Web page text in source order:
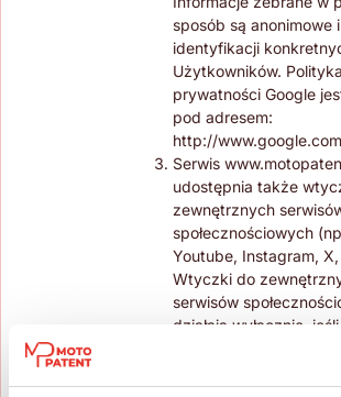
sposób są anonimowe
identyfikacji
Użytkowników. Polityka
prywatności Google
pod adresem:
http://
Serwis
udostępnia także
zewnętrznych
społecznościowych
Youtube, Instagram,
Wtyczki do
serwisów
działają wyłącznie,
wyraził zgodę na